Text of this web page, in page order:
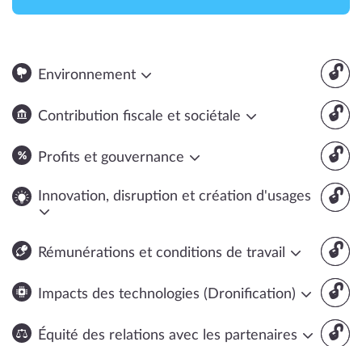
🔓
Environnement
🔓
Contribution fiscale et sociétale
🔓
Profits et gouvernance
🔓
Innovation, disruption et création d'usages
🔓
Rémunérations et conditions de travail
🔓
Impacts des technologies (Dronification)
🔓
Équité des relations avec les partenaires